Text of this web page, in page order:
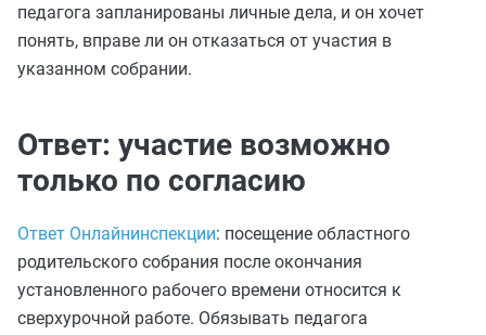
педагога запланированы личные дела, и он хочет
понять, вправе ли он отказаться от участия в
указанном собрании.
Ответ: участие возможно
только по согласию
Ответ Онлайнинспекции: посещение областного
родительского собрания после окончания
установленного рабочего времени относится к
сверхурочной работе. Обязывать педагога